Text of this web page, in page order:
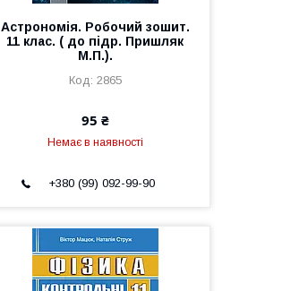
Астрономія. Робочий зошит.
11 клас. ( до підр. Пришляк
М.П.).
2865
95 ₴
Немає в наявності
+380 (99) 092-99-90